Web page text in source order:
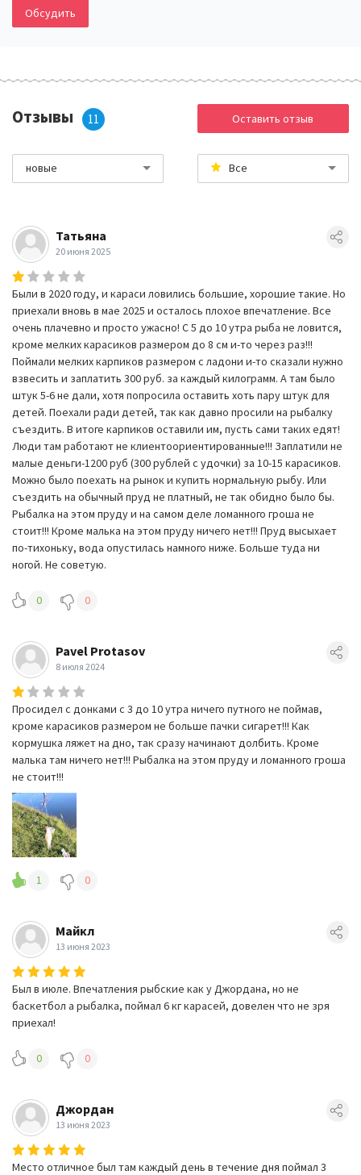
Обсудить
Отзывы 11 Оставить отзыв
новые Все
Татьяна
20 июня 2025
Были в 2020 году, и караси ловились большие, хорошие такие. Но
приехали вновь в мае 2025 и осталось плохое впечатление. Все
очень плачевно и просто ужасно! С 5 до 10 утра рыба не ловится,
кроме мелких карасиков размером до 8 см и-то через раз!!!
Поймали мелких карпиков размером с ладони и-то сказали нужно
взвесить и заплатить 300 руб. за каждый килограмм. А там было
штук 5-6 не дали, хотя попросила оставить хоть пару штук для
детей. Поехали ради детей, так как давно просили на рыбалку
съездить. В итоге карпиков оставили им, пусть сами таких едят!
Люди там работают не клиентоориентированные!!! Заплатили не
малые деньги-1200 руб (300 рублей с удочки) за 10-15 карасиков.
Можно было поехать на рынок и купить нормальную рыбу. Или
съездить на обычный пруд не платный, не так обидно было бы.
Рыбалка на этом пруду и на самом деле ломанного гроша не
стоит!!! Кроме малька на этом пруду ничего нет!!! Пруд высыхает
по-тихоньку, вода опустилась намного ниже. Больше туда ни
ногой. Не советую.
0 0
Pavel Protasov
8 июля 2024
Просидел с донками с 3 до 10 утра ничего путного не поймав,
кроме карасиков размером не больше пачки сигарет!!! Как
кормушка ляжет на дно, так сразу начинают долбить. Кроме
малька там ничего нет!!! Рыбалка на этом пруду и ломанного гроша
не стоит!!!
1 0
Майкл
13 июня 2023
Был в июле. Впечатления рыбские как у Джордана, но не
баскетбол а рыбалка, поймал 6 кг карасей, довелен что не зря
приехал!
0 0
Джордан
13 июня 2023
Место отличное был там каждый день в течение дня поймал 3